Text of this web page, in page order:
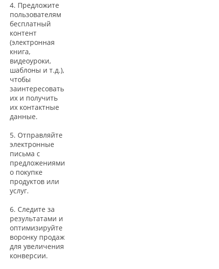
4. Предложите
пользователям
бесплатный
контент
(электронная
книга,
видеоуроки,
шаблоны и т.д.),
чтобы
заинтересовать
их и получить
их контактные
данные.
5. Отправляйте
электронные
письма с
предложениями
о покупке
продуктов или
услуг.
6. Следите за
результатами и
оптимизируйте
воронку продаж
для увеличения
конверсии.